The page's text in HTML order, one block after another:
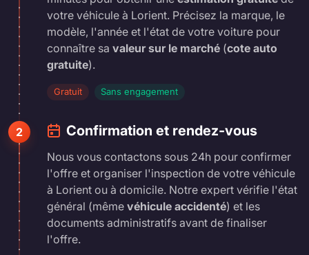
votre véhicule à Lorient. Précisez la marque, le
modèle, l'année et l'état de votre voiture pour
connaître sa valeur sur le marché (cote auto
gratuite).
Gratuit Sans engagement
2 Confirmation et rendez-vous
Nous vous contactons sous 24h pour confirmer
l'offre et organiser l'inspection de votre véhicule
à Lorient ou à domicile. Notre expert vérifie l'état
général (même véhicule accidenté) et les
documents administratifs avant de finaliser
l'offre.